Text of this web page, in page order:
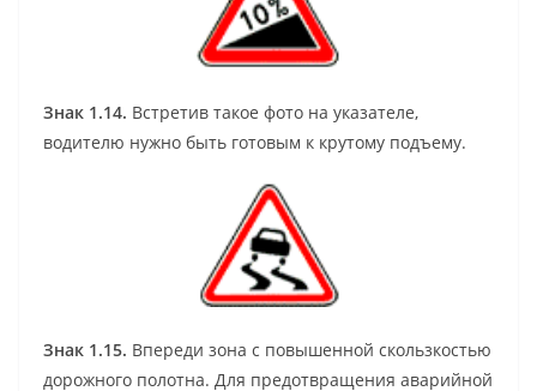
Знак 1.14. Встретив такое фото на указателе,
водителю нужно быть готовым к крутому подъему.
Знак 1.15. Впереди зона с повышенной скользкостью
дорожного полотна. Для предотвращения аварийной